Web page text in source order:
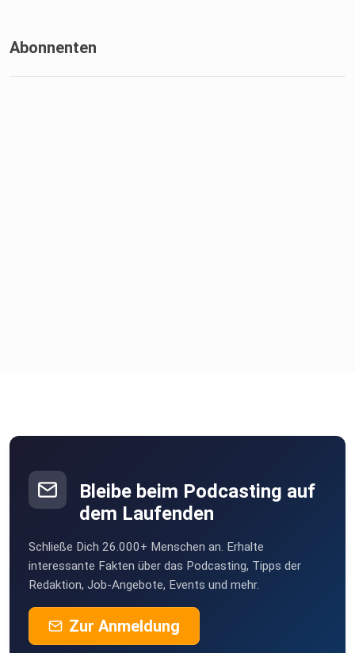
Abonnenten
Bleibe beim Podcasting auf
dem Laufenden
Schließe Dich 26.000+ Menschen an. Erhalte
interessante Fakten über das Podcasting, Tipps der
Redaktion, Job-Angebote, Events und mehr.
Zur Anmeldung